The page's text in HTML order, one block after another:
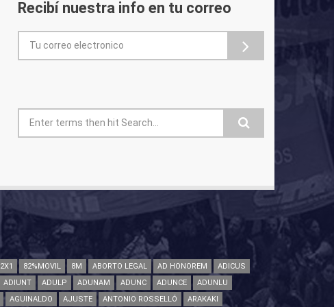
Recibí nuestra info en tu correo
Formulario de búsqueda
2X1 82%MOVIL 8M ABORTO LEGAL AD HONOREM
ADICUS
ADIUNT ADULP ADUNAM ADUNC ADUNCE
ADUNLU
AGUINALDO AJUSTE ANTONIO ROSSELLÓ ARAKAKI